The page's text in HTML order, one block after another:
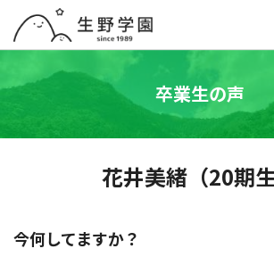
学校紹介
中学校
卒業生の声
花井美緒（20期生
今何してますか？